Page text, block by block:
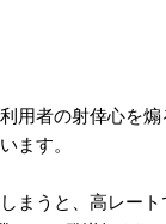
用者の射倖心を
ます。
まうと、高レー